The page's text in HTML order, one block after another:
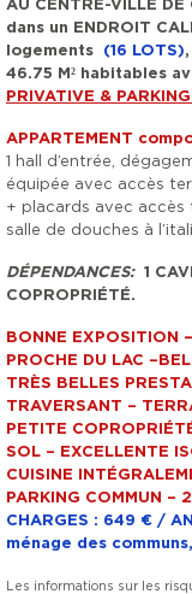
AU CENTRE-VILLE DE
dans un ENDROIT
logements (16 LOTS)
46.75 M² habitables
PRIVATIVE &
APPARTEMENT
1 hall d’entrée,
équipée avec accès
+ placards avec accès
salle de douches à
DÉPENDANCES: 1
COPROPRIÉTÉ.
BONNE EXPOSITION
PROCHE DU LAC
TRÈS BELLES
TRAVERSANT –
PETITE
SOL – EXCELLENTE
CUISINE
PARKING COMMUN – 2
CHARGES : 649 € /
ménage des
Les informations sur les